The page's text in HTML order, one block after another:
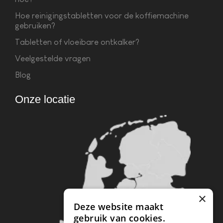
Hoe reinigingstabletten voor de koffiemachine
gebruiken?
Tabletten of vloeibare ontkalker?
Veelgestelde vragen
Blog
Onze locatie
×
Deze website maakt
gebruik van cookies.